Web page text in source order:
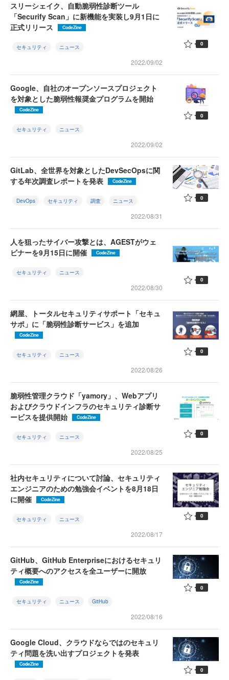
スリーシェイク、自動脆弱性診断ツール
「Securify Scan」に新機能を実装し9月1日に
正式リリース
CodeZine
セキュリティ ニュース
2022/09/02
0
Google、自社のオープンソースプロジェクト
を対象とした脆弱性報奨金プログラムを開始
CodeZine
セキュリティ ニュース
2022/09/02
0
GitLab、全世界を対象としたDevSecOpsに関
する年次調査レポートを発表
CodeZine
DevOps セキュリティ 調査 ニュース
2022/08/31
0
人を狙ったサイバー攻撃とは、AGESTがウェ
ビナーを9月15日に開催
CodeZine
セキュリティ ニュース
2022/08/30
0
網屋、トータルセキュリティサポート「セキュ
サポ」に「脆弱性診断サービス」を追加
CodeZine
セキュリティ ニュース
2022/08/26
0
脆弱性管理クラウド「yamory」、Webアプリ
およびクラウドインフラのセキュリティ診断サ
ービスを提供開始
CodeZine
セキュリティ ニュース
2022/08/25
0
社内セキュリティについて討論、セキュリティ
エンジニアのための勉強会イベントを8月18日
に開催
CodeZine
セキュリティ ニュース
2022/08/17
0
GitHub、GitHub Enterpriseにおけるセキュリ
ティ概要へのアクセスを全ユーザーに開放
CodeZine
セキュリティ ニュース GitHub
2022/08/16
0
Google Cloud、クラウドならではのセキュリ
ティ問題を洗い出すプロジェクトを発表
CodeZine
0